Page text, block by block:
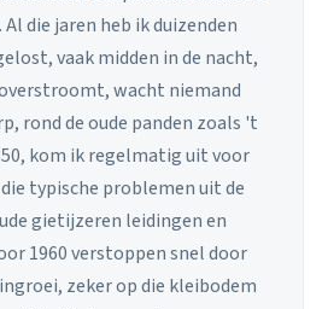
die jaren heb ik duizenden
vaak midden in de nacht,
wacht niemand
rond de oude panden zoals 't
kom ik regelmatig uit voor
typische problemen uit de
gietijzeren leidingen en
1960 verstoppen snel door
zeker op die kleibodem